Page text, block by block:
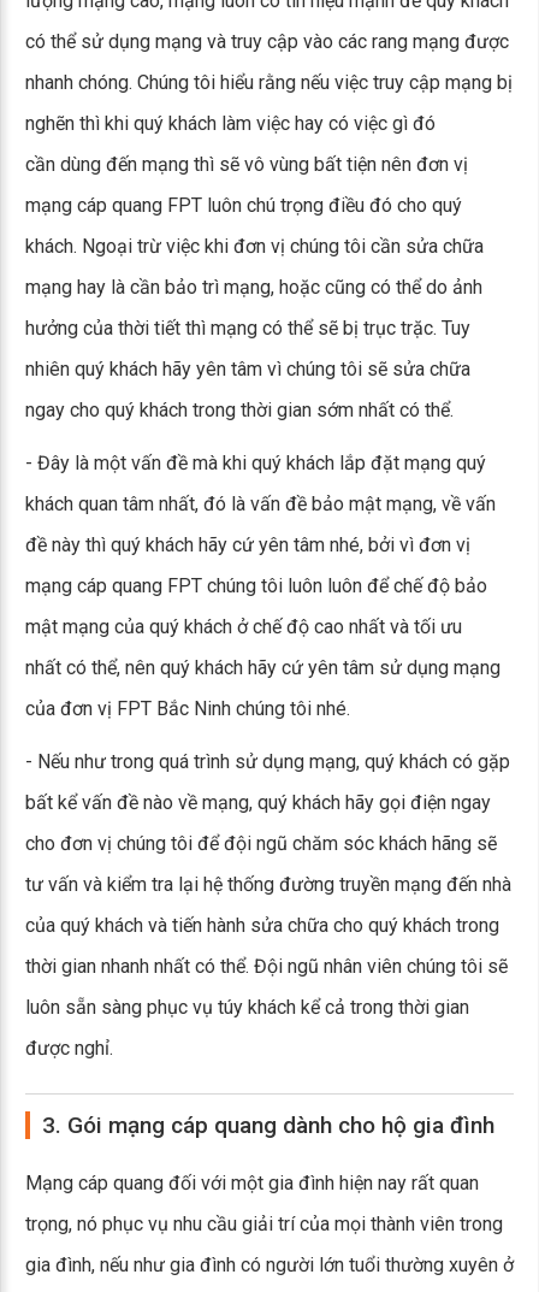
có thể sử dụng mạng và truy cập vào các rang mạng được
nhanh chóng. Chúng tôi hiểu rằng nếu việc truy cập mạng bị
nghẽn thì khi quý khách làm việc hay có việc gì đó
cần dùng đến mạng thì sẽ vô vùng bất tiện nên đơn vị
mạng cáp quang FPT luôn chú trọng điều đó cho quý
khách. Ngoại trừ việc khi đơn vị chúng tôi cần sửa chữa
mạng hay là cần bảo trì mạng, hoặc cũng có thể do ảnh
hưởng của thời tiết thì mạng có thể sẽ bị trục trặc. Tuy
nhiên quý khách hãy yên tâm vì chúng tôi sẽ sửa chữa
ngay cho quý khách trong thời gian sớm nhất có thể.
- Đây là một vấn đề mà khi quý khách lắp đặt mạng quý
khách quan tâm nhất, đó là vấn đề bảo mật mạng, về vấn
đề này thì quý khách hãy cứ yên tâm nhé, bởi vì đơn vị
mạng cáp quang FPT chúng tôi luôn luôn để chế độ bảo
mật mạng của quý khách ở chế độ cao nhất và tối ưu
nhất có thể, nên quý khách hãy cứ yên tâm sử dụng mạng
của đơn vị FPT Bắc Ninh chúng tôi nhé.
- Nếu như trong quá trình sử dụng mạng, quý khách có gặp
bất kể vấn đề nào về mạng, quý khách hãy gọi điện ngay
cho đơn vị chúng tôi để đội ngũ chăm sóc khách hãng sẽ
tư vấn và kiểm tra lại hệ thống đường truyền mạng đến nhà
của quý khách và tiến hành sửa chữa cho quý khách trong
thời gian nhanh nhất có thể. Đội ngũ nhân viên chúng tôi sẽ
luôn sẵn sàng phục vụ túy khách kể cả trong thời gian
được nghỉ.
3. Gói mạng cáp quang dành cho hộ gia đình
Mạng cáp quang đối với một gia đình hiện nay rất quan
trọng, nó phục vụ nhu cầu giải trí của mọi thành viên trong
gia đình, nếu như gia đình có người lớn tuổi thường xuyên ở